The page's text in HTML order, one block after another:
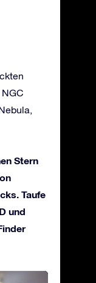
Stern
Taufe
und